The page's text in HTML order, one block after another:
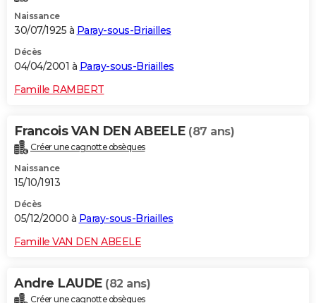
Naissance
30/07/1925 à Paray-sous-Briailles
Décès
04/04/2001 à Paray-sous-Briailles
Famille RAMBERT
Francois VAN DEN ABEELE (87 ans)
Créer une cagnotte obsèques
Naissance
15/10/1913
Décès
05/12/2000 à Paray-sous-Briailles
Famille VAN DEN ABEELE
Andre LAUDE (82 ans)
Créer une cagnotte obsèques